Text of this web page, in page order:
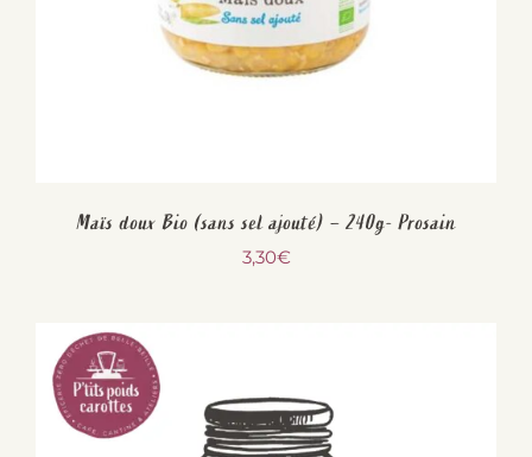
Maïs doux Bio (sans sel ajouté) – 240g- Prosain
3,30€